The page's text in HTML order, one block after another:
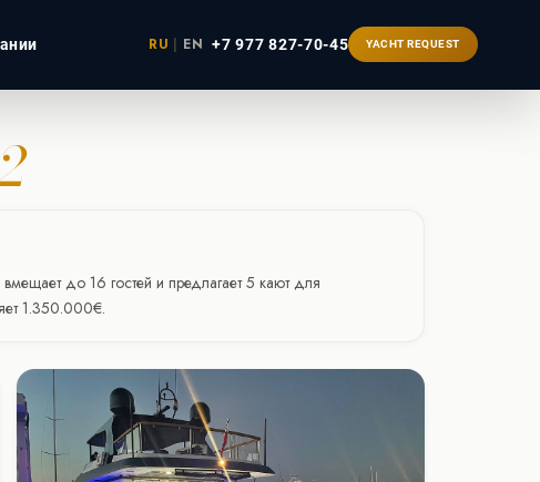
RU | EN +7 977 827-70-45 YACHT REQUEST
до 16 гостей и предлагает 5 кают для
1.350.000€.